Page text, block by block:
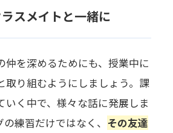
スメイトと一緒に
仲を深めるためにも、授業中に
取り組むようにしましょう。課
いく中で、様々な話に発展しま
練習だけではなく、 その友達